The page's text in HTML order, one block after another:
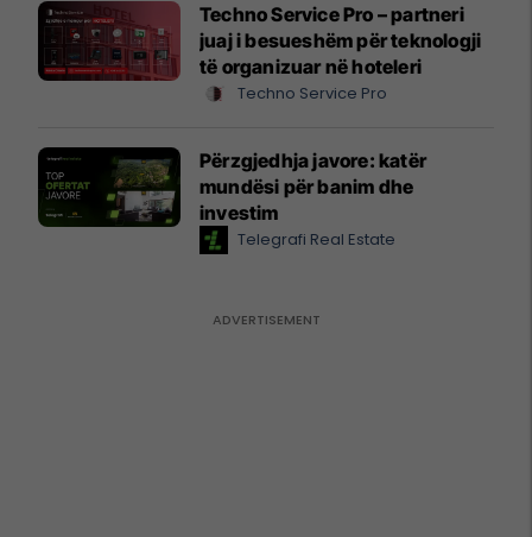
Techno Service Pro – partneri
juaj i besueshëm për teknologji
të organizuar në hoteleri
Techno Service Pro
Përzgjedhja javore: katër
mundësi për banim dhe
investim
Telegrafi Real Estate